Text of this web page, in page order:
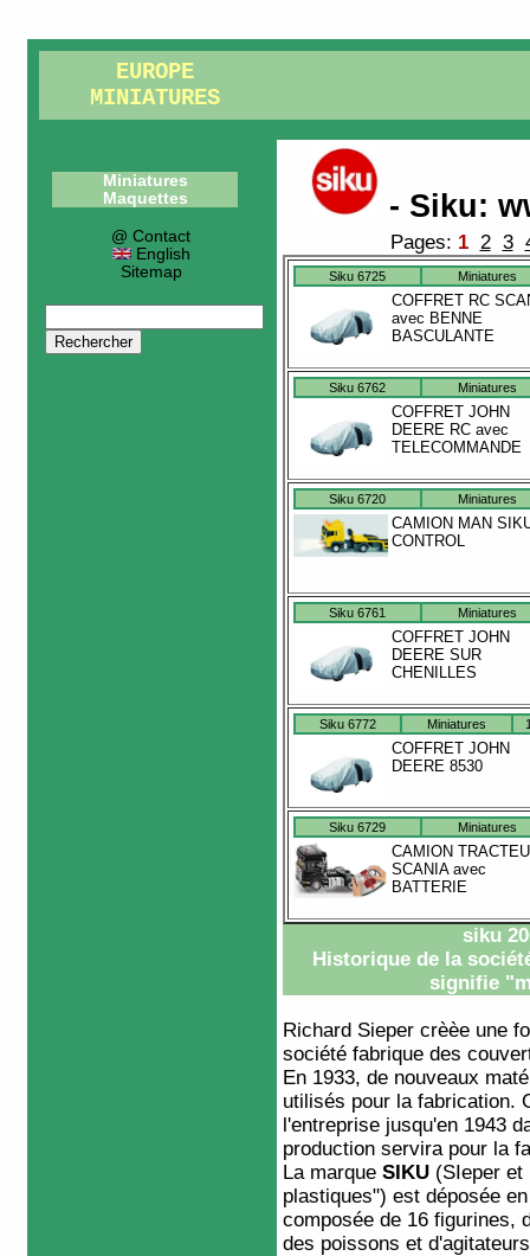
EUROPE
MINIATURES
Miniatures
Maquettes
@ Contact
English
Sitemap
- Siku:
Pages: 1 2 3
Siku 6725 Miniatures
COFFRET RC
avec BENNE
BASCULANTE
Siku 6762 Miniatures
COFFRET JOHN
DEERE RC avec
TELECOMMANDE
Siku 6720 Miniatures
CAMION MAN
CONTROL
Siku 6761 Miniatures
COFFRET JOHN
DEERE SUR
CHENILLES
Siku 6772 Miniatures
COFFRET JOHN
DEERE 8530
Siku 6729 Miniatures
CAMION
SCANIA avec
BATTERIE
siku
Historique de la
signifie
Richard Sieper crèèe une
société fabrique des
En 1933, de nouveaux
utilisés pour la fabrication.
l'entreprise jusqu'en 1943
production servira pour la
La marque SIKU(SIeper et
plastiques") est déposée
composée de 16 figurines,
des poissons et